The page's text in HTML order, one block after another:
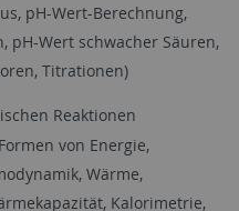
pH-Wert-Berechnung,
pH-Wert schwacher Säuren,
Titrationen)
Reaktionen
von Energie,
Wärme,
Kalorimetrie,